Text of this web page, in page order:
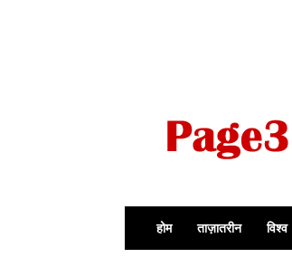
Three
होम ताज़ातरीन विश्व